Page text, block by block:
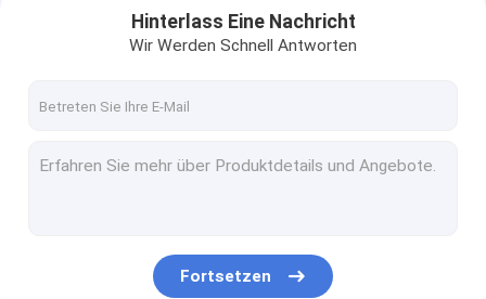
Omron PLC CJ2M
Omron PLC NX
Hinterlass Eine Nachricht
Wir Werden Schnell Antworten
Fortsetzen